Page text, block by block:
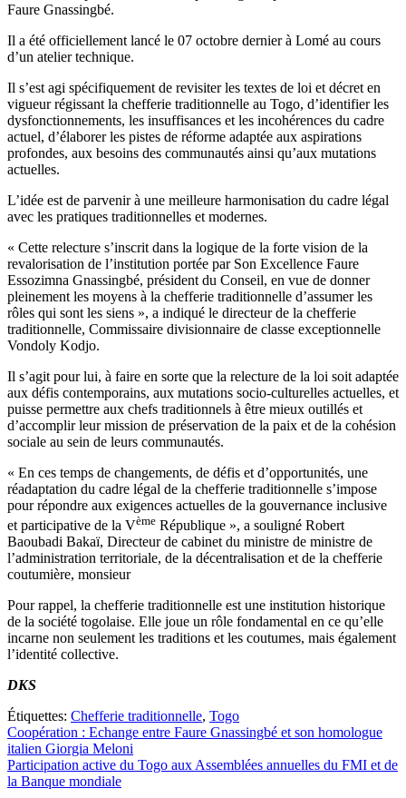
Faure Gnassingbé.
Il a été officiellement lancé le 07 octobre dernier à Lomé au cours
d’un atelier technique.
Il s’est agi spécifiquement de revisiter les textes de loi et décret en
vigueur régissant la chefferie traditionnelle au Togo, d’identifier les
dysfonctionnements, les insuffisances et les incohérences du cadre
actuel, d’élaborer les pistes de réforme adaptée aux aspirations
profondes, aux besoins des communautés ainsi qu’aux mutations
actuelles.
L’idée est de parvenir à une meilleure harmonisation du cadre légal
avec les pratiques traditionnelles et modernes.
« Cette relecture s’inscrit dans la logique de la forte vision de la
revalorisation de l’institution portée par Son Excellence Faure
Essozimna Gnassingbé, président du Conseil, en vue de donner
pleinement les moyens à la chefferie traditionnelle d’assumer les
rôles qui sont les siens », a indiqué le directeur de la chefferie
traditionnelle, Commissaire divisionnaire de classe exceptionnelle
Vondoly Kodjo.
Il s’agit pour lui, à faire en sorte que la relecture de la loi soit adaptée
aux défis contemporains, aux mutations socio-culturelles actuelles, et
puisse permettre aux chefs traditionnels à être mieux outillés et
d’accomplir leur mission de préservation de la paix et de la cohésion
sociale au sein de leurs communautés.
« En ces temps de changements, de défis et d’opportunités, une
réadaptation du cadre légal de la chefferie traditionnelle s’impose
pour répondre aux exigences actuelles de la gouvernance inclusive
et participative de la Vème République », a souligné Robert
Baoubadi Bakaï, Directeur de cabinet du ministre de ministre de
l’administration territoriale, de la décentralisation et de la chefferie
coutumière, monsieur
Pour rappel, la chefferie traditionnelle est une institution historique
de la société togolaise. Elle joue un rôle fondamental en ce qu’elle
incarne non seulement les traditions et les coutumes, mais également
l’identité collective.
DKS
Étiquettes: Chefferie traditionnelle, Togo
Navigation
de
l’article
Coopération : Echange entre Faure Gnassingbé et son homologue
italien Giorgia Meloni
Participation active du Togo aux Assemblées annuelles du FMI et de
la Banque mondiale